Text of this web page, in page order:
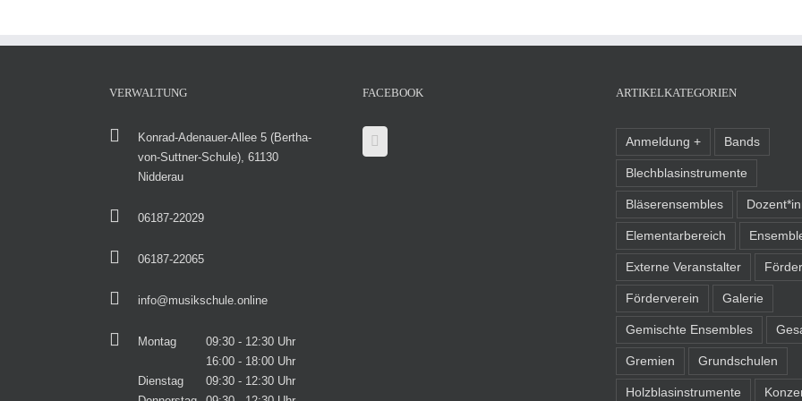
VERWALTUNG
Konrad-Adenauer-Allee 5 (Bertha-
von-Suttner-Schule), 61130
Nidderau
06187-22029
06187-22065
info@musikschule.online
Montag
09:30 - 12:30 Uhr
16:00 - 18:00 Uhr
Dienstag
09:30 - 12:30 Uhr
FACEBOOK ARTIKELKATEGORIEN
Anmeldung + Bands
Blechblasinstrumente
Bläserensembles
Elementarbereich
Externe Veranstalter
Förderverein Galerie
Gemischte Ensembles
Gremien Grundschulen
Holzblasinstrumente